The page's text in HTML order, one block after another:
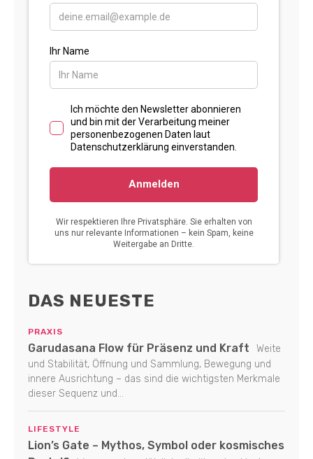
DAS NEUESTE
PRAXIS
Garudasana Flow für Präsenz und Kraft
Weite
und Stabilität, Öffnung und Sammlung, Bewegung und
innere Ausrichtung – das sind die wichtigsten Merkmale
dieser Sequenz und...
LIFESTYLE
Lion’s Gate – Mythos, Symbol oder kosmisches